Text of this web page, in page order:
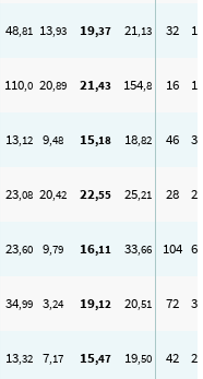
48,81 13,93 19,37 21,13 32 19
110,0 20,89 21,43 154,8 16 14
13,12 9,48 15,18 18,82 46 39
23,08 20,42 22,55 25,21 28 20
23,60 9,79 16,11 33,66 104 67
34,99 3,24 19,12 20,51 72 31
13,32 7,17 15,47 19,50 42 27